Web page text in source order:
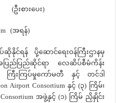
(ဦးစားပေး)
(အရန်)
င်ရန် ပို့ဆောင်ရေးဝန်ကြီးဌာနမှ
ြည်ပြည်ဆိုင်ရာ လေဆိပ်စီမံကိန်း
ြီးကြပ်မှုကော်မတီ နှင့် တင်ဒါ
Airport Consortium နှင့် (၃) ကြိမ်၊
အဖွဲ့နှင့် (၁) ကြိမ် ညှိနှိုင်း